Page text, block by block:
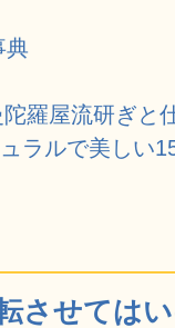
典
羅屋流研ぎと
ラルで美しい
させては